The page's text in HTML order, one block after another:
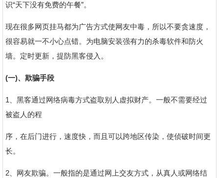
识“天下没有免费的午餐”。
现在很多网页挂马都为广告方式使网友中毒，所以不要贪速度，
很容易就一不小心点错。为电脑安装强有力的杀毒软件和防火
墙。定时更新，提防黑客侵入。
(一)、欺骗手段
1、黑客通过网络病毒方式盗取别人虚拟财产。一般不需要经过
被盗人的程
序，在后门进行，速度快，而且可以跨地区传染，使侦破时间更
长。
2、网友欺骗。一般指的是通过网上交友方式，从真人或网络结